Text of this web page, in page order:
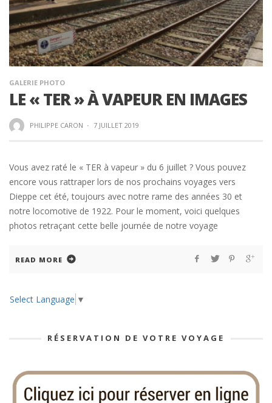
GALERIE PHOTO
LE « TER » À VAPEUR EN IMAGES
PHILIPPE CARON · 7 JUILLET 2019
Vous avez raté le « TER à vapeur » du 6 juillet ? Vous pouvez
encore vous rattraper lors de nos prochains voyages vers
Dieppe cet été, toujours avec notre rame des années 30 et
notre locomotive de 1922. Pour le moment, voici quelques
photos retraçant cette belle journée de notre voyage
READ MORE
Select Language ▼
RÉSERVATION DE VOTRE VOYAGE